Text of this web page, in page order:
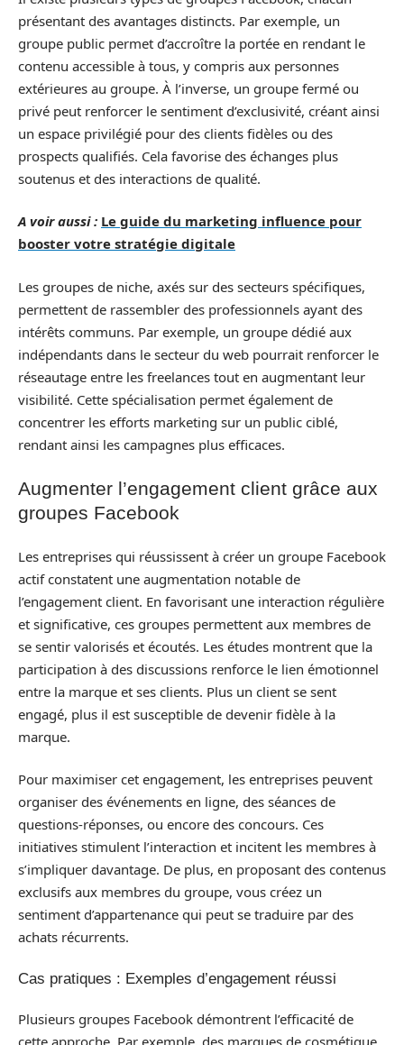
présentant des avantages distincts. Par exemple, un
groupe public permet d’accroître la portée en rendant le
contenu accessible à tous, y compris aux personnes
extérieures au groupe. À l’inverse, un groupe fermé ou
privé peut renforcer le sentiment d’exclusivité, créant ainsi
un espace privilégié pour des clients fidèles ou des
prospects qualifiés. Cela favorise des échanges plus
soutenus et des interactions de qualité.
A voir aussi : Le guide du marketing influence pour
booster votre stratégie digitale
Les groupes de niche, axés sur des secteurs spécifiques,
permettent de rassembler des professionnels ayant des
intérêts communs. Par exemple, un groupe dédié aux
indépendants dans le secteur du web pourrait renforcer le
réseautage entre les freelances tout en augmentant leur
visibilité. Cette spécialisation permet également de
concentrer les efforts marketing sur un public ciblé,
rendant ainsi les campagnes plus efficaces.
Augmenter l’engagement client grâce aux
groupes Facebook
Les entreprises qui réussissent à créer un groupe Facebook
actif constatent une augmentation notable de
l’engagement client. En favorisant une interaction régulière
et significative, ces groupes permettent aux membres de
se sentir valorisés et écoutés. Les études montrent que la
participation à des discussions renforce le lien émotionnel
entre la marque et ses clients. Plus un client se sent
engagé, plus il est susceptible de devenir fidèle à la
marque.
Pour maximiser cet engagement, les entreprises peuvent
organiser des événements en ligne, des séances de
questions-réponses, ou encore des concours. Ces
initiatives stimulent l’interaction et incitent les membres à
s’impliquer davantage. De plus, en proposant des contenus
exclusifs aux membres du groupe, vous créez un
sentiment d’appartenance qui peut se traduire par des
achats récurrents.
Cas pratiques : Exemples d’engagement réussi
Plusieurs groupes Facebook démontrent l’efficacité de
cette approche. Par exemple, des marques de cosmétique